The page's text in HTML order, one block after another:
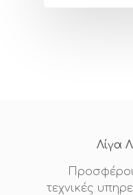
Λίγα
τεχνικές